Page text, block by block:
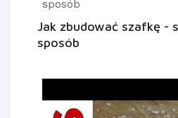
Jak zbudować szafkę -
sposób